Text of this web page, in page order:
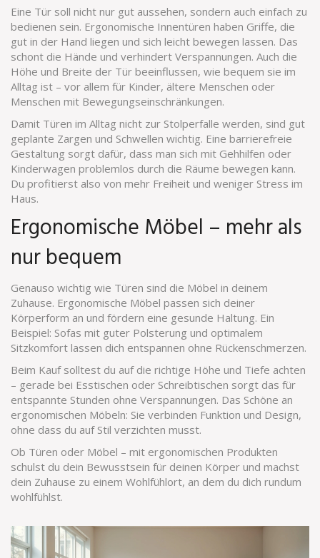
Eine Tür soll nicht nur gut aussehen, sondern auch einfach zu
bedienen sein. Ergonomische Innentüren haben Griffe, die
gut in der Hand liegen und sich leicht bewegen lassen. Das
schont die Hände und verhindert Verspannungen. Auch die
Höhe und Breite der Tür beeinflussen, wie bequem sie im
Alltag ist – vor allem für Kinder, ältere Menschen oder
Menschen mit Bewegungseinschränkungen.
Damit Türen im Alltag nicht zur Stolperfalle werden, sind gut
geplante Zargen und Schwellen wichtig. Eine barrierefreie
Gestaltung sorgt dafür, dass man sich mit Gehhilfen oder
Kinderwagen problemlos durch die Räume bewegen kann.
Du profitierst also von mehr Freiheit und weniger Stress im
Haus.
Ergonomische Möbel – mehr als
nur bequem
Genauso wichtig wie Türen sind die Möbel in deinem
Zuhause. Ergonomische Möbel passen sich deiner
Körperform an und fördern eine gesunde Haltung. Ein
Beispiel: Sofas mit guter Polsterung und optimalem
Sitzkomfort lassen dich entspannen ohne Rückenschmerzen.
Beim Kauf solltest du auf die richtige Höhe und Tiefe achten
– gerade bei Esstischen oder Schreibtischen sorgt das für
entspannte Stunden ohne Verspannungen. Das Schöne an
ergonomischen Möbeln: Sie verbinden Funktion und Design,
ohne dass du auf Stil verzichten musst.
Ob Türen oder Möbel – mit ergonomischen Produkten
schulst du dein Bewusstsein für deinen Körper und machst
dein Zuhause zu einem Wohlfühlort, an dem du dich rundum
wohlfühlst.